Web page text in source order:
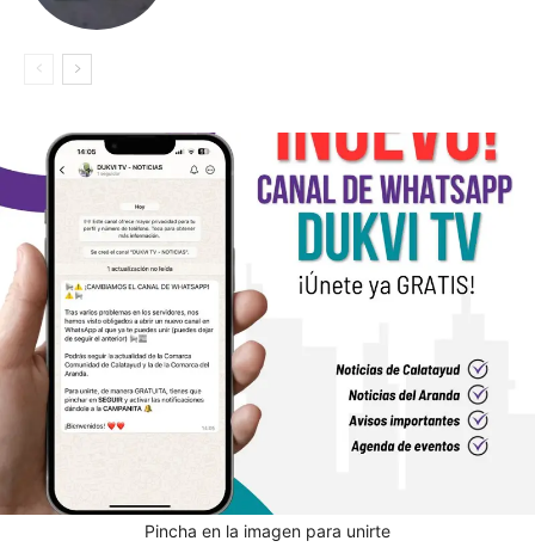
Pincha en la imagen para unirte